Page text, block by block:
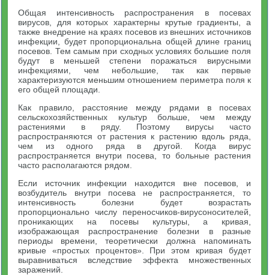
Общая интенсивность распространения в посевах
вирусов, для которых характерны крутые градиенты, а
также внедрение на краях посевов из внешних источников
инфекции, будет пропорциональна общей длине границ
посевов. Тем самым при сходных условиях большие поля
будут в меньшей степени поражаться вирусными
инфекциями, чем небольшие, так как первые
характеризуются меньшим отношением периметра поля к
его общей площади.
Как правило, расстояние между рядами в посевах
сельскохозяйственных культур больше, чем между
растениями в ряду. Поэтому вирусы часто
распространяются от растения к растению вдоль ряда,
чем из одного ряда в другой. Когда вирус
распространяется внутри посева, то больные растения
часто располагаются рядом.
Если источник инфекции находится вне посевов, и
возбудитель внутри посева не распространяется, то
интенсивность болезни будет возрастать
пропорционально числу переносчиков-вирусоносителей,
проникающих на посевы культуры, а кривая,
изображающая распространение болезни в разные
периоды времени, теоретически должна напоминать
кривые «простых процентов». При этом кривая будет
выравниваться вследствие эффекта множественных
заражений.